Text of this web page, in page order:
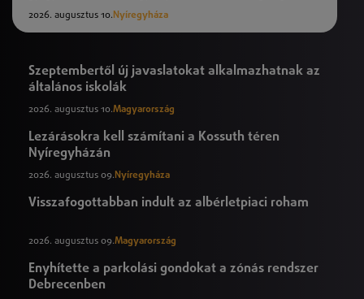
2026. augusztus 10. Nyíregyháza
Szeptembertől új javaslatokat alkalmazhatnak az
általános iskolák
2026. augusztus 10.Magyarország
Lezárásokra kell számítani a Kossuth téren
Nyíregyházán
2026. augusztus 09. Nyíregyháza
Visszafogottabban indult az albérletpiaci roham
2026. augusztus 09.Magyarország
Enyhítette a parkolási gondokat a zónás rendszer
Debrecenben